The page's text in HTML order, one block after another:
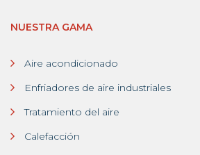
NUESTRA GAMA
Aire acondicionado
Enfriadores de aire industriales
Tratamiento del aire
Calefacción